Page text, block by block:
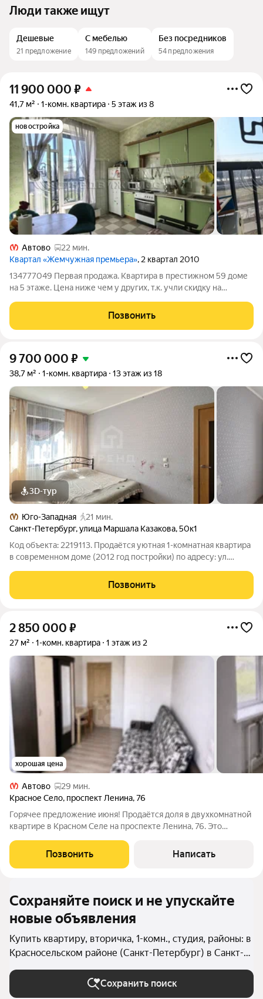
Люди также ищут
Дешевые
21 предложение
С мебелью
149 предложений
Без посредников
54 предложения
11 900 000 ₽
41,7 м² 1-комн. квартира 5 этаж из 8
новостройка
Автово
22 мин.
Квартал «Жемчужная премьера», 2 квартал 2010
134777049 Первая продажа. Квартира в престижном 59 доме
на 5 этаже. Цена ниже чем у других, т.к. учли скидку на
нормальном состоянии. Из мебели и техники остаётся почти
все. Остаётся кухня,
Позвонить
9 700 000 ₽
38,7 м² 1-комн. квартира 13 этаж из 18
3D-тур
Юго-Западная
21 мин.
Санкт-Петербург,улица Маршала Казакова,50к1
Код объекта: 2219113. Продаётся уютная 1-комнатная квартира
в современном доме (2012 год постройки) по адресу: ул.
планировка: жилая площадь 15 м, кухня 9 м, застеклённая
лоджия; - состояние:
Позвонить
2 850 000 ₽
27 м² 1-комн. квартира 1 этаж из 2
хорошая цена
Автово
29 мин.
Красное Село, проспект Ленина,76
Горячее предложение июня! Продаётся доля в двухкомнатной
квартире в Красном Селе на проспекте Ленина, 76. Это
квартиры в том, что она имеет два ОТДЕЛЬНЫХ входа: из
парадной и с лоджии. Общая
Позвонить Написать
Сохраняйте поиск и не упускайте
новые объявления
Купить квартиру, вторичка, 1-комн., студия, районы: в
Красносельском районе (Санкт-Петербург) в Санкт-
Петербурге и ЛО
Сохранить поиск